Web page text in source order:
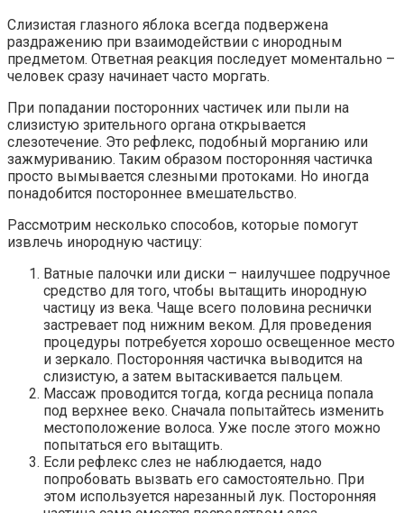
Слизистая глазного яблока всегда подвержена
раздражению при взаимодействии с инородным
предметом. Ответная реакция последует моментально –
человек сразу начинает часто моргать.
При попадании посторонних частичек или пыли на
слизистую зрительного органа открывается
слезотечение. Это рефлекс, подобный морганию или
зажмуриванию. Таким образом посторонняя частичка
просто вымывается слезными протоками. Но иногда
понадобится постороннее вмешательство.
Рассмотрим несколько способов, которые помогут
извлечь инородную частицу:
Ватные палочки или диски – наилучшее подручное
средство для того, чтобы вытащить инородную
частицу из века. Чаще всего половина реснички
застревает под нижним веком. Для проведения
процедуры потребуется хорошо освещенное место
и зеркало. Посторонняя частичка выводится на
слизистую, а затем вытаскивается пальцем.
Массаж проводится тогда, когда ресница попала
под верхнее веко. Сначала попытайтесь изменить
местоположение волоса. Уже после этого можно
попытаться его вытащить.
Если рефлекс слез не наблюдается, надо
попробовать вызвать его самостоятельно. При
этом используется нарезанный лук. Посторонняя